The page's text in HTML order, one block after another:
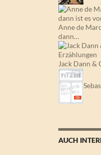
Anne de
dann…
Jack Dann &
AUCH